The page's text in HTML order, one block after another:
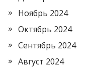
Ноябрь 2024
Октябрь 2024
Сентябрь 2024
Август 2024